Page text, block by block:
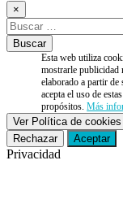
×
Esta web utiliza
mostrarle publicidad
elaborado a partir de
acepta el uso de
propósitos.Más
Ver Política de cookies
Rechazar
Aceptar
Privacidad